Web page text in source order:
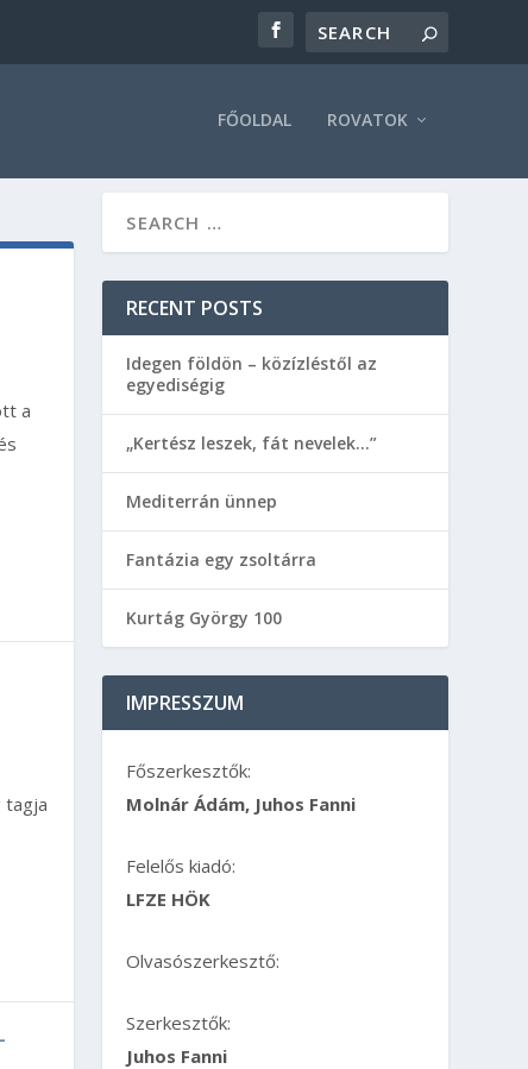
FŐOLDAL ROVATOK
a
tagja
RECENT POSTS
Idegen földön – közízléstől az
egyediségig
„Kertész leszek, fát nevelek…”
Mediterrán ünnep
Fantázia egy zsoltárra
Kurtág György 100
IMPRESSZUM
Főszerkesztők:
Molnár Ádám, Juhos Fanni
Felelős kiadó:
LFZE HÖK
Olvasószerkesztő:
Szerkesztők:
Juhos Fanni